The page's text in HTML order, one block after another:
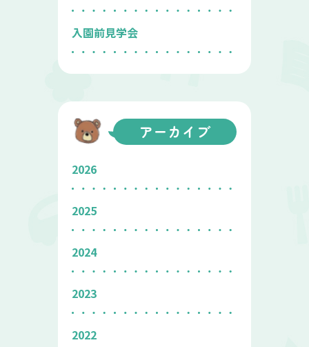
入園前見学会
アーカイブ
2026
2025
2024
2023
2022